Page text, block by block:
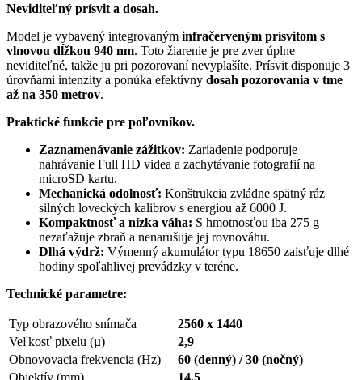
Neviditeľný prísvit a dosah.
Model je vybavený integrovaným infračerveným prísvitom s
vlnovou dĺžkou 940 nm. Toto žiarenie je pre zver úplne
neviditeľné, takže ju pri pozorovaní nevyplašíte. Prísvit disponuje 3
úrovňami intenzity a ponúka efektívny dosah pozorovania v tme
až na 350 metrov.
Praktické funkcie pre poľovníkov.
Zaznamenávanie zážitkov: Zariadenie podporuje
nahrávanie Full HD videa a zachytávanie fotografií na
microSD kartu.
Mechanická odolnosť: Konštrukcia zvládne spätný ráz
silných loveckých kalibrov s energiou až 6000 J.
Kompaktnosť a nízka váha: S hmotnosťou iba 275 g
nezaťažuje zbraň a nenarušuje jej rovnováhu.
Dlhá výdrž: Výmenný akumulátor typu 18650 zaisťuje dlhé
hodiny spoľahlivej prevádzky v teréne.
Technické parametre:
Typ obrazového snímača
2560 x 1440
Veľkosť pixelu (µ)
2,9
Obnovovacia frekvencia (Hz)
60 (denný) / 30 (nočný)
Objektív (mm)
14,5